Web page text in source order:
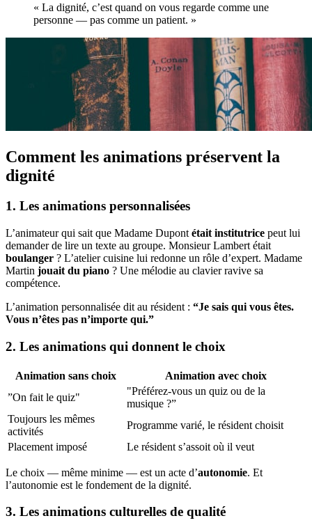
« La dignité, c’est quand on vous regarde comme une
personne — pas comme un patient. »
Comment les animations préservent la
dignité
1. Les animations personnalisées
L’animateur qui sait que Madame Dupont était institutrice peut lui
demander de lire un texte au groupe. Monsieur Lambert était
boulanger ? L’atelier cuisine lui redonne un rôle d’expert. Madame
Martin jouait du piano ? Une mélodie au clavier ravive sa
compétence.
L’animation personnalisée dit au résident : “Je sais qui vous êtes.
Vous n’êtes pas n’importe qui.”
2. Les animations qui donnent le choix
Animation sans choix
Animation avec choix
”On fait le quiz"
"Préférez-vous un quiz ou de la
musique ?”
Toujours les mêmes
activités
Programme varié, le résident choisit
Placement imposé
Le résident s’assoit où il veut
Le choix — même minime — est un acte d’autonomie. Et
l’autonomie est le fondement de la dignité.
3. Les animations culturelles de qualité